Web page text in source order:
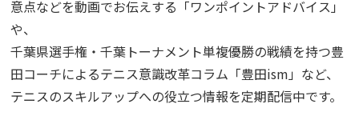
意点などを動画でお伝えする「ワンポイントアドバイス」
や、
千葉県選手権・千葉トーナメント単複優勝の戦績を持つ豊
田コーチによるテニス意識改革コラム「豊田ism」など、
テニスのスキルアップへの役立つ情報を定期配信中です。